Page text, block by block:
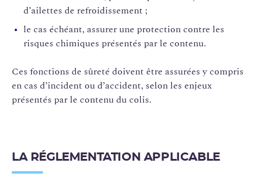
d’ailettes de refroidissement ;
le cas échéant, assurer une protection contre les
risques chimiques présentés par le contenu.
Ces fonctions de sûreté doivent être assurées y compris
en cas d’incident ou d’accident, selon les enjeux
présentés par le contenu du colis.
LA RÉGLEMENTATION APPLICABLE